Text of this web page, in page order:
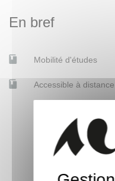
En bref
Mobilité d'études
Accessible à distance